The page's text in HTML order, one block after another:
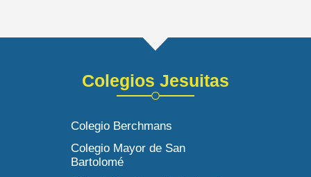
Colegios Jesuitas
Colegio Berchmans
Colegio Mayor de San
Bartolomé